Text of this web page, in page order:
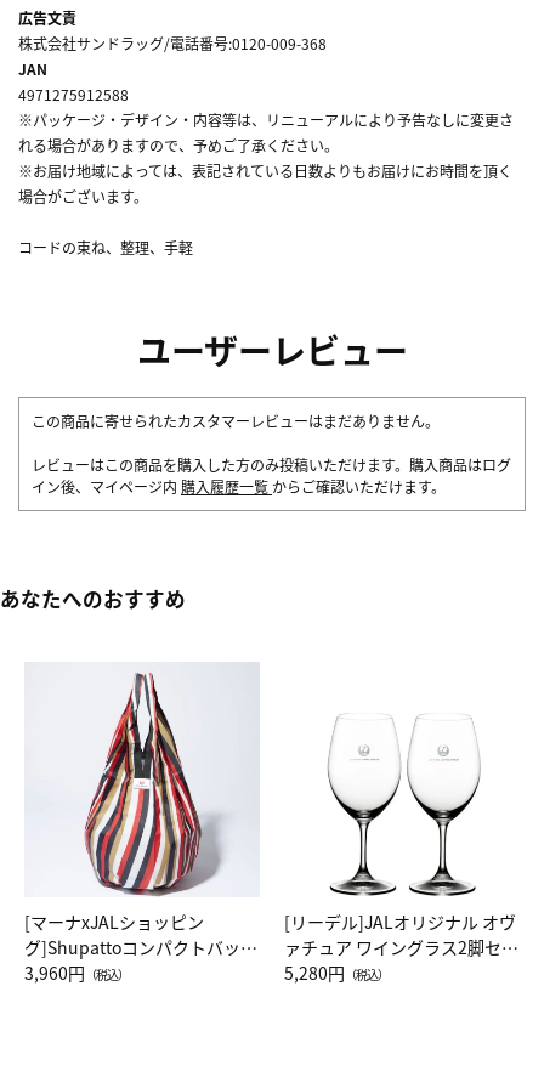
広告文責
株式会社サンドラッグ/電話番号:0120-009-368
JAN
4971275912588
※パッケージ・デザイン・内容等は、リニューアルにより予告なしに変更さ
れる場合がありますので、予めご了承ください。
※お届け地域によっては、表記されている日数よりもお届けにお時間を頂く
場合がございます。
コードの束ね、整理、手軽
ユーザーレビュー
この商品に寄せられたカスタマーレビューはまだありません。
レビューはこの商品を購入した方のみ投稿いただけます。購入商品はログ
イン後、マイページ内 購入履歴一覧 からご確認いただけます。
あなたへのおすすめ
[マーナxJALショッピン
グ]Shupattoコンパクトバッグ
Drop JAL客室乗務員（LC）ス
3,960円 （税込）
[リーデル]JALオリジナル オヴ
ァチュア ワイングラス2脚セッ
ト（レッドワイン）
5,280円 （税込）